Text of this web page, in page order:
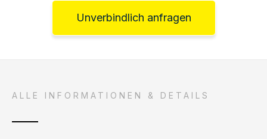
Unverbindlich anfragen
ALLE INFORMATIONEN & DETAILS